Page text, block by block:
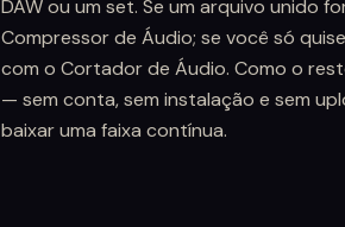
DAW ou um set. Se um arquivo unido
Compressor de Áudio; se você só
com o Cortador de Áudio. Como o
— sem conta, sem instalação e sem
baixar uma faixa contínua.